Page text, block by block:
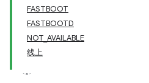
FASTBOOT
FASTBOOTD
NOT_AVAILABLE
线上